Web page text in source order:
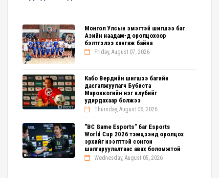
Монгол Улсын эмэгтэй шигшээ баг
Азийн наадам-д оролцохоор
бэлтгэлээ хангаж байна
Friday, August 07, 2026
Кабо Вердийн шигшээ багийн
дасгалжуулагч Бубиста
Мароккогийн нэг клубийг
удирдахаар болжээ
Thursday, August 06, 2026
"BC Game Esports" баг Esports
World Cup 2026 тэмцээнд оролцох
эрхийг нээлттэй сонгон
шалгаруулалтаас авах боломжтой
Wednesday, August 05, 2026